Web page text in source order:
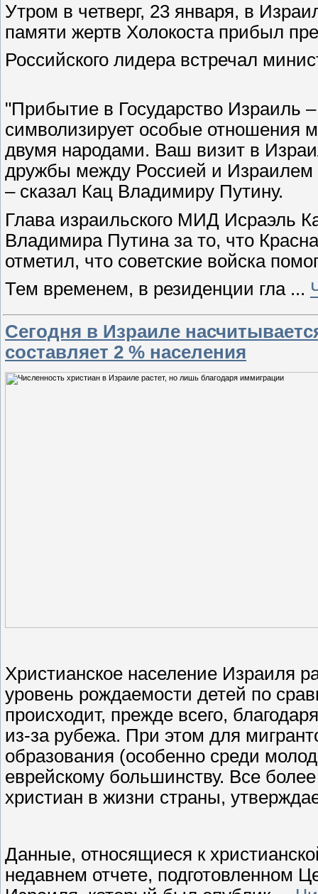
Утром в четверг, 23 января, в
памяти жертв Холокоста прибыл
Российского лидера встречал
"Прибытие в Государство Израиль
символизирует особые
двумя народами. Ваш визит в
дружбы между Россией и Израилем
– сказал Кац Владимиру Путину.
Глава израильского МИД Исраэль
Владимира Путина за то, что
отметил, что советские войска
Тем временем, в резиденции гла ...
Сегодня в Израиле
составляет 2 % населения
Христианское население Израиля
уровень рождаемости детей по
происходит, прежде всего,
из-за рубежа. При этом для
образования (особенно среди
еврейскому большинству. Все
христиан в жизни страны,
Данные, относящиеся к
недавнем отчете, подготовленном